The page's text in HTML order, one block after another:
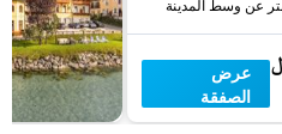
عرض
الصفقة